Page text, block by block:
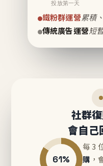
投放第一天
鐵粉群運營累積
傳統廣告運營短
社群
會自己
61%
每 3
購 ，